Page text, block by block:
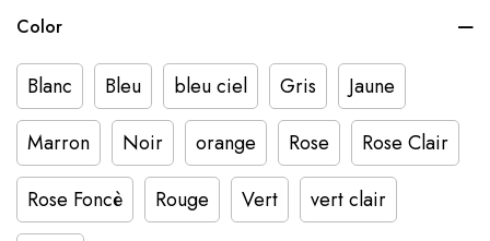
Color
Blanc Bleu bleu ciel Gris
Jaune
Marron
Noir orange Rose
Rose Clair
Rose Foncè
Rouge Vert
vert clair